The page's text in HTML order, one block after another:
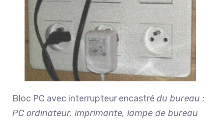
Bloc PC avec interrupteur encastré du bureau :
PC ordinateur, imprimante, lampe de bureau